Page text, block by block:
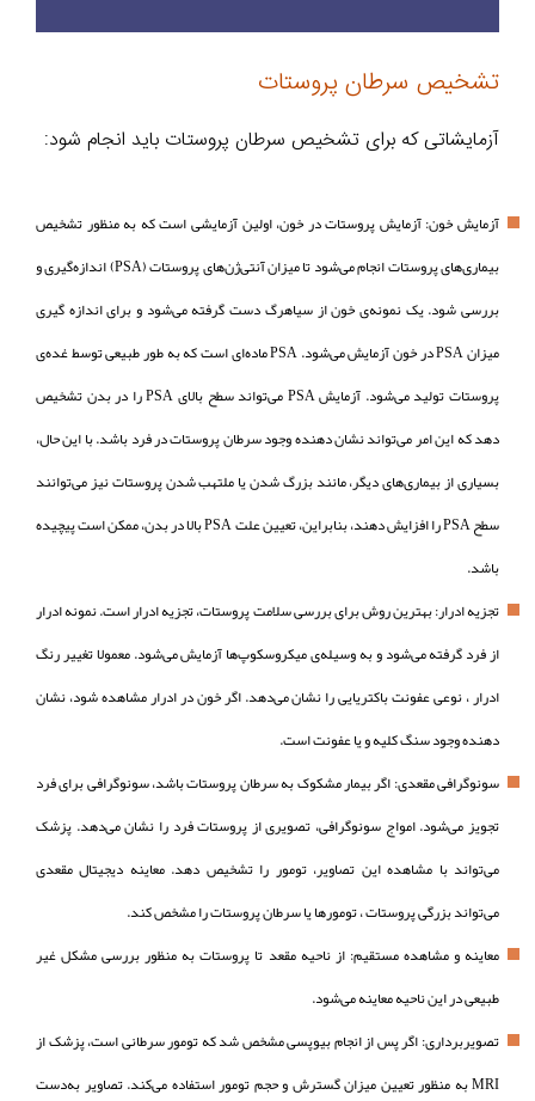
تشخیص سرطان پروستات
آزمایشاتی که برای تشخیص سرطان پروستات باید انجام شود:
آزمایش خون: آزمایش پروستات در خون، اولین آزمایشی است که به منظور تشخیص
بیماری‌های پروستات انجام می‌شود تا میزان آنتی‌ژن‌های پروستات (PSA) اندازه‌گیری و
بررسی شود. یک نمونه‌ی خون از سیاهرگ دست گرفته می‌شود و برای اندازه گیری
میزان PSA در خون آزمایش می‌شود. PSA ماده‌ای است که به طور طبیعی توسط غده‌ی
پروستات تولید می‌شود. آزمایش PSA می‌تواند سطح بالای PSA را در بدن تشخیص
دهد که این امر می‌تواند نشان دهنده وجود سرطان پروستات در فرد باشد. با این حال،
بسیاری از بیماری‌های دیگر، مانند بزرگ شدن یا ملتهب شدن پروستات نیز می‌توانند
سطح PSA را افزایش دهند، بنابراین، تعیین علت PSA بالا در بدن، ممکن است پیچیده
باشد.
تجزیه ادرار: بهترین روش برای بررسی سلامت پروستات، تجزیه ادرار است. نمونه ادرار
از فرد گرفته می‌شود و به وسیله‌ی میکروسکوپ‌ها آزمایش می‌شود. معمولا تغییر رنگ
ادرار ، نوعی عفونت باکتریایی را نشان می‌دهد. اگر خون در ادرار مشاهده شود، نشان
دهنده وجود سنگ کلیه و یا عفونت است.
سونوگرافی مقعدی: اگر بیمار مشکوک به سرطان پروستات باشد، سونوگرافی برای فرد
تجویز می‌شود. امواج سونوگرافی، تصویری از پروستات فرد را نشان می‌دهد. پزشک
می‌‌تواند با مشاهده این تصاویر، تومور را تشخیص دهد. معاینه دیجیتال مقعدی
می‌تواند بزرگی پروستات ، تومورها یا سرطان پروستات را مشخص کند.
معاینه و مشاهده مستقیم: از ناحیه مقعد تا پروستات به منظور بررسی مشکل غیر
طبیعی در این ناحیه معاینه می‌شود.
تصویربرداری: اگر پس از انجام بیوپسی مشخص شد که تومور سرطانی است، پزشک از
MRI به منظور تعیین میزان گسترش و حجم تومور استفاده می‌کند. تصاویر به‌دست